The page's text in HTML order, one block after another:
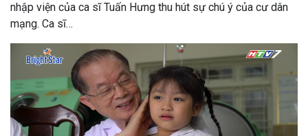
nhập viện của ca sĩ Tuấn Hưng thu hút sự chú ý của cư dân
mạng. Ca sĩ…